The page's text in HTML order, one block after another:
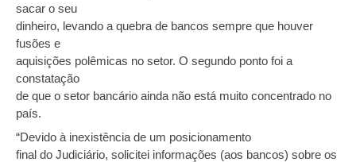
sacar o seu
dinheiro, levando a quebra de bancos sempre que houver
fusões e
aquisições polêmicas no setor. O segundo ponto foi a
constatação
de que o setor bancário ainda não está muito concentrado no
país.
“Devido à inexistência de um posicionamento
final do Judiciário, solicitei informações (aos bancos) sobre os